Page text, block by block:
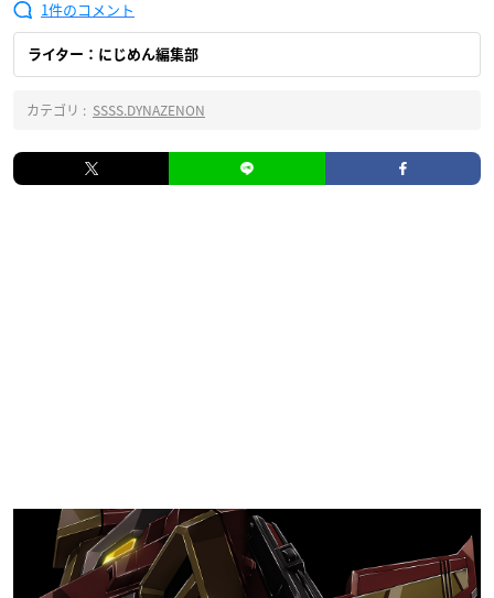
1
ライター：にじめん編集部
カテゴリ : SSSS.DYNAZENON